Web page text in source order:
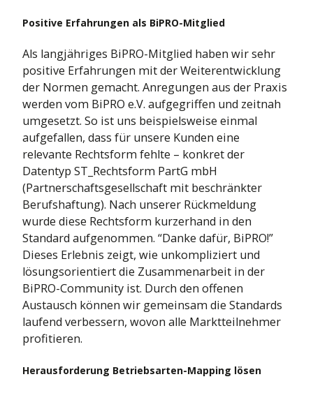
Positive Erfahrungen als BiPRO-Mitglied
Als langjähriges BiPRO-Mitglied haben wir sehr
positive Erfahrungen mit der Weiterentwicklung
der Normen gemacht. Anregungen aus der Praxis
werden vom BiPRO e.V. aufgegriffen und zeitnah
umgesetzt. So ist uns beispielsweise einmal
aufgefallen, dass für unsere Kunden eine
relevante Rechtsform fehlte – konkret der
Datentyp ST_Rechtsform PartG mbH
(Partnerschaftsgesellschaft mit beschränkter
Berufshaftung). Nach unserer Rückmeldung
wurde diese Rechtsform kurzerhand in den
Standard aufgenommen. “Danke dafür, BiPRO!”
Dieses Erlebnis zeigt, wie unkompliziert und
lösungsorientiert die Zusammenarbeit in der
BiPRO-Community ist. Durch den offenen
Austausch können wir gemeinsam die Standards
laufend verbessern, wovon alle Marktteilnehmer
profitieren.
Herausforderung Betriebsarten-Mapping lösen